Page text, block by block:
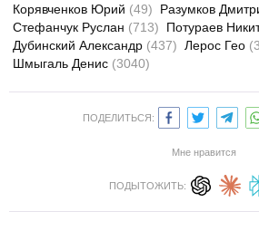
Корявченков Юрий (49) Разумков
Стефанчук Руслан (713) Потураев
Дубинский Александр (437) Лерос Гео
Шмыгаль Денис (3040)
ПОДЕЛИТЬСЯ:
Мне нравится
ПОДЫТОЖИТЬ: